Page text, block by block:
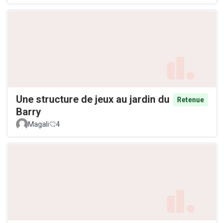
Une structure de jeux au jardin du
Barry
Retenue
Magali 4